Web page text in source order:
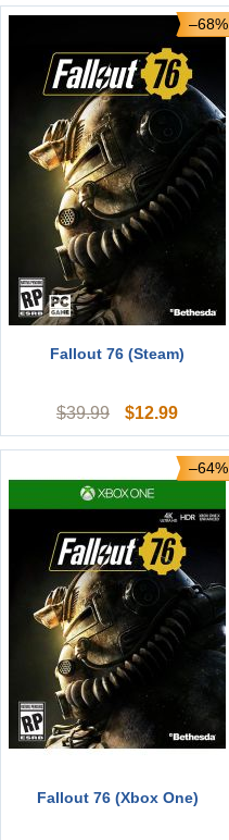
–68%
Fallout 76 (Steam)
$39.99 $12.99
–64%
Fallout 76 (Xbox One)